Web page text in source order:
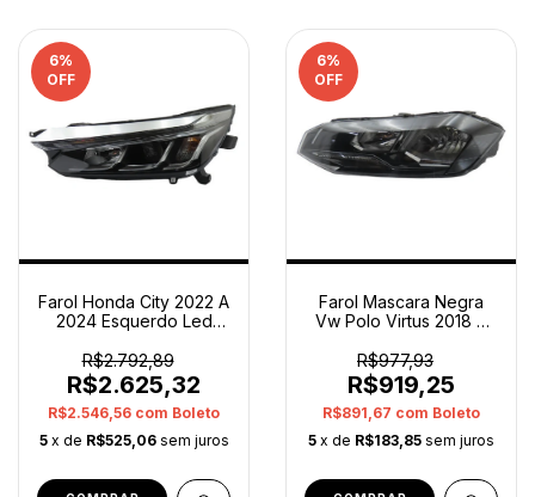
6%
OFF
Farol Honda City 2022 A
2024 Esquerdo Led
Esquerdo/motorista
R$2.792,89
R$2.625,32
R$2.546,56 com Boleto
5 x de R$525,06 sem juros
6%
OFF
Farol Mascara Negra
Vw Polo Virtus 2018 A
Esquerdo/motorista
R$977,93
R$919,25
R$891,67 com Boleto
5 x de R$183,85 sem juros